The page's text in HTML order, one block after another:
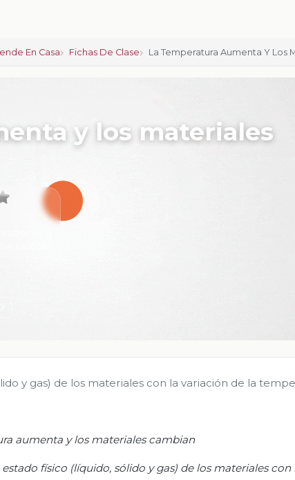
En Casa Fichas De Clase La Temperatura Aumenta Y Los
y los materiales
y gas) de los materiales con la variación de la
aumenta y los materiales cambian
físico (líquido, sólido y gas) de los materiales con